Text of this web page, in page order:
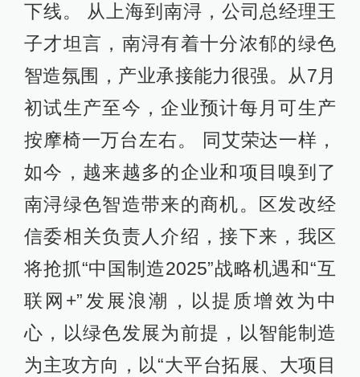
下线。 从上海到南浔，公司总经理王
子才坦言，南浔有着十分浓郁的绿色
智造氛围，产业承接能力很强。从7月
初试生产至今，企业预计每月可生产
按摩椅一万台左右。 同艾荣达一样，
如今，越来越多的企业和项目嗅到了
南浔绿色智造带来的商机。区发改经
信委相关负责人介绍，接下来，我区
将抢抓“中国制造2025”战略机遇和“互
联网+”发展浪潮，以提质增效为中
心，以绿色发展为前提，以智能制造
为主攻方向，以“大平台拓展、大项目